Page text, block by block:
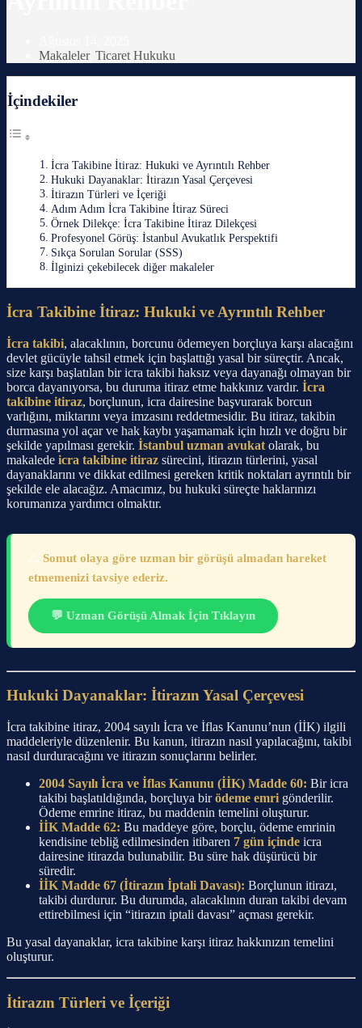
Makaleler, Ticaret Hukuku
İçindekiler
İcra Takibine İtiraz: Hukuki ve Ayrıntılı Rehber
Hukuki Dayanaklar: İtirazın Yasal Çerçevesi
İtirazın Türleri ve İçeriği
Adım Adım İcra Takibine İtiraz Süreci
Örnek Dilekçe: İcra Takibine İtiraz Dilekçesi
Profesyonel Görüş: İstanbul Avukatlık Perspektifi
Sıkça Sorulan Sorular (SSS)
İlginizi çekebilecek diğer makaleler
İcra Takibine İtiraz: Hukuki ve Ayrıntılı Rehber
İcra takibi, alacaklının, borcunu ödemeyen borçluya karşı alacağını
devlet gücüyle tahsil etmek için başlattığı yasal bir süreçtir. Ancak,
size karşı başlatılan bir icra takibi haksız veya dayanağı olmayan bir
borca dayanıyorsa, bu duruma itiraz etme hakkınız vardır. İcra
takibine itiraz, borçlunun, icra dairesine başvurarak borcun
varlığını, miktarını veya imzasını reddetmesidir. Bu itiraz, takibin
durmasına yol açar ve hak kaybı yaşamamak için hızlı ve doğru bir
şekilde yapılması gerekir. İstanbul uzman avukat olarak, bu
makalede icra takibine itiraz sürecini, itirazın türlerini, yasal
dayanaklarını ve dikkat edilmesi gereken kritik noktaları ayrıntılı bir
şekilde ele alacağız. Amacımız, bu hukuki süreçte haklarınızı
korumanıza yardımcı olmaktır.
Somut olaya göre uzman bir görüşü almadan hareket
etmemenizi tavsiye ederiz.
💬 Uzman Görüşü Almak İçin Tıklayın
Hukuki Dayanaklar: İtirazın Yasal Çerçevesi
İcra takibine itiraz, 2004 sayılı İcra ve İflas Kanunu’nun (İİK) ilgili
maddeleriyle düzenlenir. Bu kanun, itirazın nasıl yapılacağını, takibi
nasıl durduracağını ve itirazın sonuçlarını belirler.
2004 Sayılı İcra ve İflas Kanunu (İİK) Madde 60: Bir icra
takibi başlatıldığında, borçluya birödeme emri gönderilir.
Ödeme emrine itiraz, bu maddenin temelini oluşturur.
İİK Madde 62: Bu maddeye göre, borçlu, ödeme emrinin
kendisine tebliğ edilmesinden itibaren 7 gün içinde icra
dairesine itirazda bulunabilir. Bu süre hak düşürücü bir
süredir.
İİK Madde 67 (İtirazın İptali Davası): Borçlunun itirazı,
takibi durdurur. Bu durumda, alacaklının duran takibi devam
ettirebilmesi için “itirazın iptali davası” açması gerekir.
Bu yasal dayanaklar, icra takibine karşı itiraz hakkınızın temelini
oluşturur.
İtirazın Türleri ve İçeriği